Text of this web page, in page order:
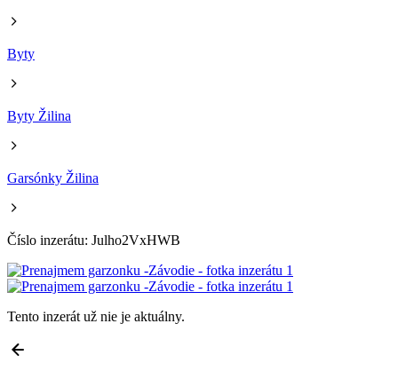
Byty
Byty Žilina
Garsónky Žilina
Číslo inzerátu: Julho2VxHWB
Tento inzerát už nie je aktuálny.